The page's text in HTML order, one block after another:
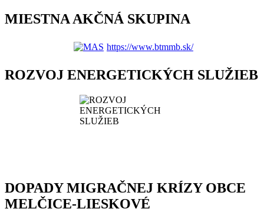
MIESTNA AKČNÁ SKUPINA
https://www.btmmb.sk/
ROZVOJ ENERGETICKÝCH SLUŽIEB
DOPADY MIGRAČNEJ KRÍZY OBCE
MELČICE-LIESKOVÉ